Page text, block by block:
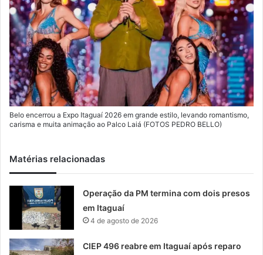
Belo encerrou a Expo Itaguaí 2026 em grande estilo, levando romantismo,
carisma e muita animação ao Palco Laiá (FOTOS PEDRO BELLO)
Matérias relacionadas
Operação da PM termina com dois presos
em Itaguaí
4 de agosto de 2026
CIEP 496 reabre em Itaguaí após reparo